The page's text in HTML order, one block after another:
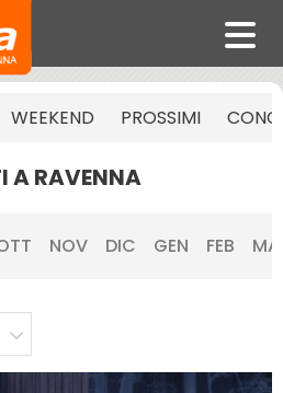
WEEKEND PROSSIMI
A RAVENNA
NOV DIC GEN FEB